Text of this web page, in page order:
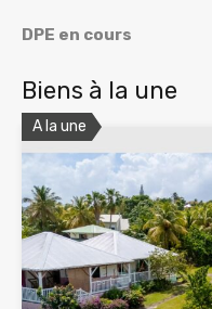
DPE en cours
Biens à la une
A la une